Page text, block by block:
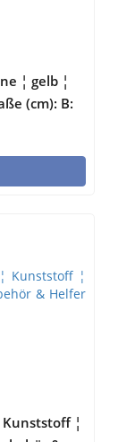
¦ gelb ¦
(cm): B:
>
¦